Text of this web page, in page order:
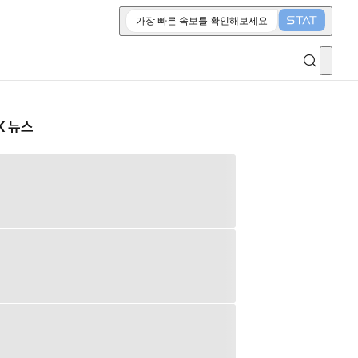
가장 빠른 속보를 확인해보세요
뉴스